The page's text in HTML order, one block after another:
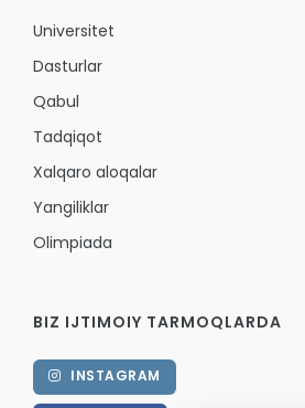
Universitet
Dasturlar
Qabul
Tadqiqot
Xalqaro aloqalar
Yangiliklar
Olimpiada
BIZ IJTIMOIY TARMOQLARDA
INSTAGRAM